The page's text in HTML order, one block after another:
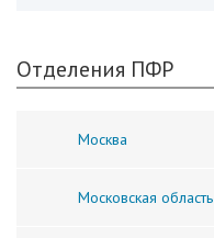
Отделения ПФР
Москва
Московская область